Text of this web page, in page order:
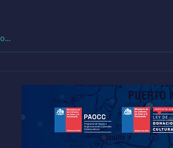
artísticos MINEDUC con
arte en la educación